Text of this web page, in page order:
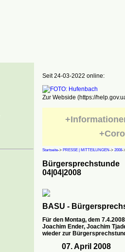
Seit 24-03-2022 online:
Zur Webside (https://
Startseite-> PRESSE | MITTEILUNGEN-> 2008-
Bürgersprechstunde
04|04|2008
BASU -
Für den Montag, dem
Joachim Ender, Joachim
wieder zur
07. April 2008